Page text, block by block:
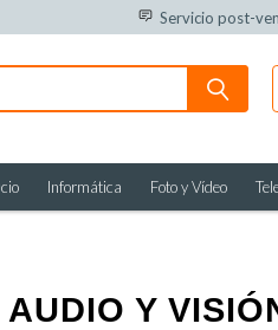
Servicio post-
Informática Foto y Vídeo
Y